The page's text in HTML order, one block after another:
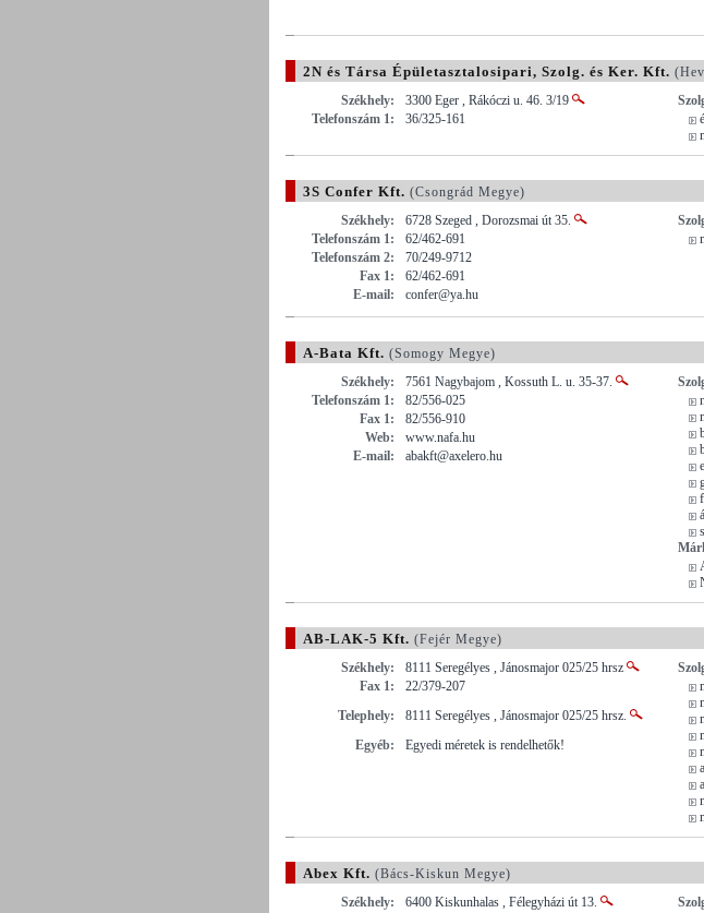
2N és Társa Épületasztalosipari, Szolg. és Ker. Kft.
Székhely:
3300 Eger , Rákóczi u. 46. 3/19
Telefonszám 1:
36/325-161
3S Confer Kft. (Csongrád Megye)
Székhely:
6728 Szeged , Dorozsmai út 35.
Telefonszám 1:
62/462-691
Telefonszám 2:
70/249-9712
Fax 1:
62/462-691
E-mail:
confer@ya.hu
A-Bata Kft. (Somogy Megye)
Székhely:
7561 Nagybajom , Kossuth L. u. 35-37.
Telefonszám 1:
82/556-025
Fax 1:
82/556-910
Web:
www.nafa.hu
E-mail:
abakft@axelero.hu
AB-LAK-5 Kft. (Fejér Megye)
Székhely:
8111 Seregélyes , Jánosmajor 025/25 hrsz
Fax 1:
22/379-207
Telephely:
8111 Seregélyes , Jánosmajor 025/25 hrsz.
Egyéb:
Egyedi méretek is rendelhetők!
Abex Kft. (Bács-Kiskun Megye)
Székhely:
6400 Kiskunhalas , Félegyházi út 13.